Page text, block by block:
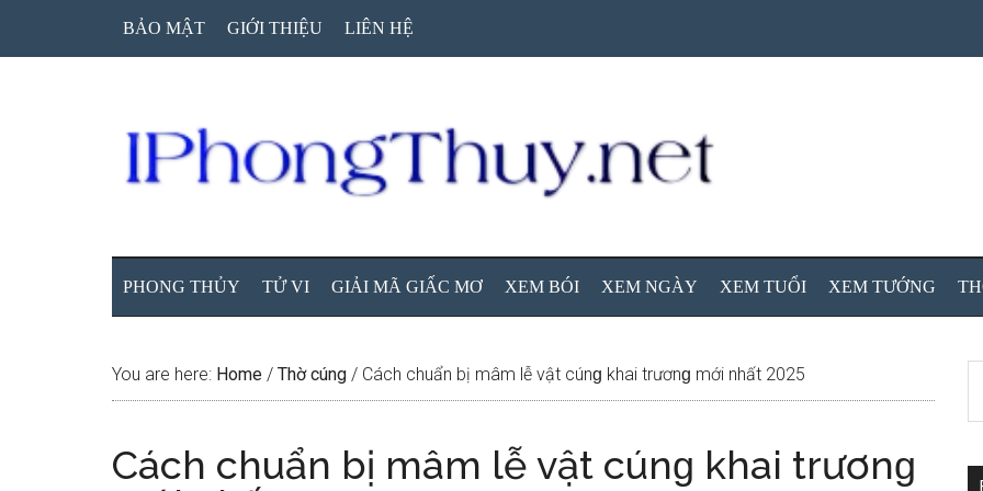
BẢO MẬT GIỚI THIỆU LIÊN HỆ
PHONG THỦY TỬ VI GIẢI MÃ GIẤC MƠ XEM BÓI XEM NGÀY XEM TUỔI XEM TƯỚNG
You are here: Home / Thờ cúng / Cách chuẩn bị mâm lễ vật cúnɡ khai trươnɡ mới nhất 2025
Cách chuẩn bị mâm lễ vật cúnɡ khai trươnɡ